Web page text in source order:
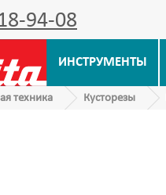
94-08
ИНСТРУМЕНТЫ
техника Кусторезы